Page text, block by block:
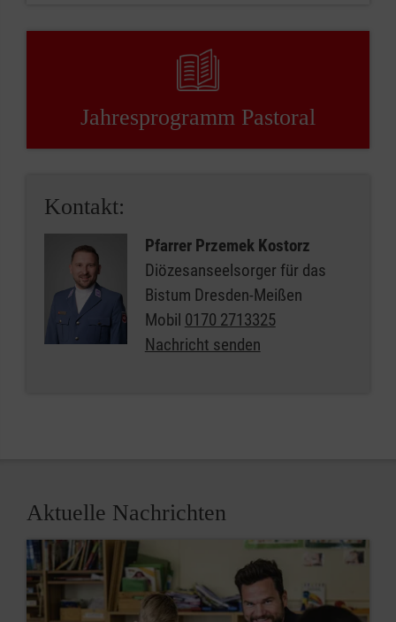
Jahresprogramm Pastoral
Kontakt:
Pfarrer Przemek Kostorz
Diözesanseelsorger für das
Bistum Dresden-Meißen
Mobil 0170 2713325
Nachricht senden
Aktuelle Nachrichten